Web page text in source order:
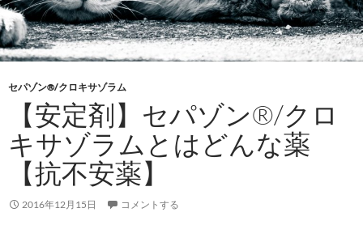
セパゾン®/クロキサゾラム
【安定剤】セパゾン®/クロ
キサゾラムとはどんな薬
【抗不安薬】
2016年12月15日 コメントする